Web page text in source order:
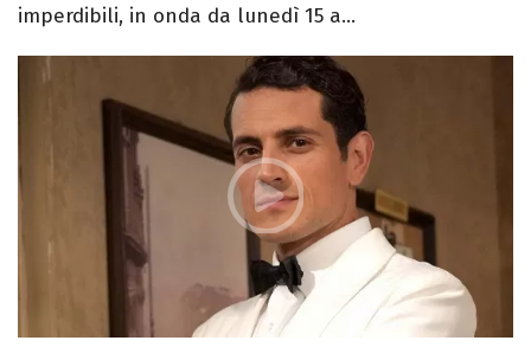
imperdibili, in onda da lunedì 15 a...